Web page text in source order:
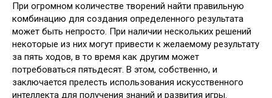
При огромном количестве творений найти правильную
комбинацию для создания определенного результата
может быть непросто. При наличии нескольких решений
некоторые из них могут привести к желаемому результату
за пять ходов, в то время как другим может
потребоваться пятьдесят. В этом, собственно, и
заключается прелесть использования искусственного
интеллекта для получения знаний и развития игры.